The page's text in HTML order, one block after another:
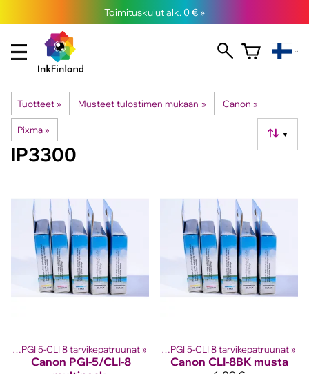
Toimituskulut alk. 0 € »
Tuotteet ‪» Musteet tulostimen mukaan ‪» Canon ‪»
Pixma ‪» ▼
IP3300
Canon PGI 5-CLI 8 tarvikepatruunat ‪»
Canon PGI-5/CLI-8
kasetit ‪»Canon mustekasetit‪» Canon PGI 5-CLI 8 tarvikepatruunat ‪»
Canon CLI-8BK musta